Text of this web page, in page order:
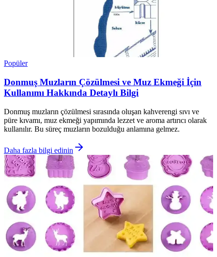
Popüler
Donmuş Muzların Çözülmesi ve Muz Ekmeği İçin
Kullanımı Hakkında Detaylı Bilgi
Donmuş muzların çözülmesi sırasında oluşan kahverengi sıvı ve
püre kıvamı, muz ekmeği yapımında lezzet ve aroma artırıcı olarak
kullanılır. Bu süreç muzların bozulduğu anlamına gelmez.
Daha fazla bilgi edinin